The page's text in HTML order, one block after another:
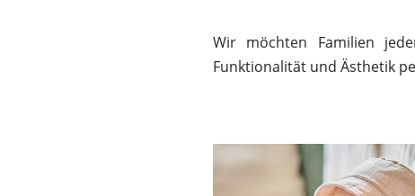
Wir möchten Familien
Funktionalität und Ästhetik